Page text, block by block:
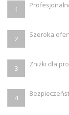
1
2 Szeroka
3 Zniżki dla
4